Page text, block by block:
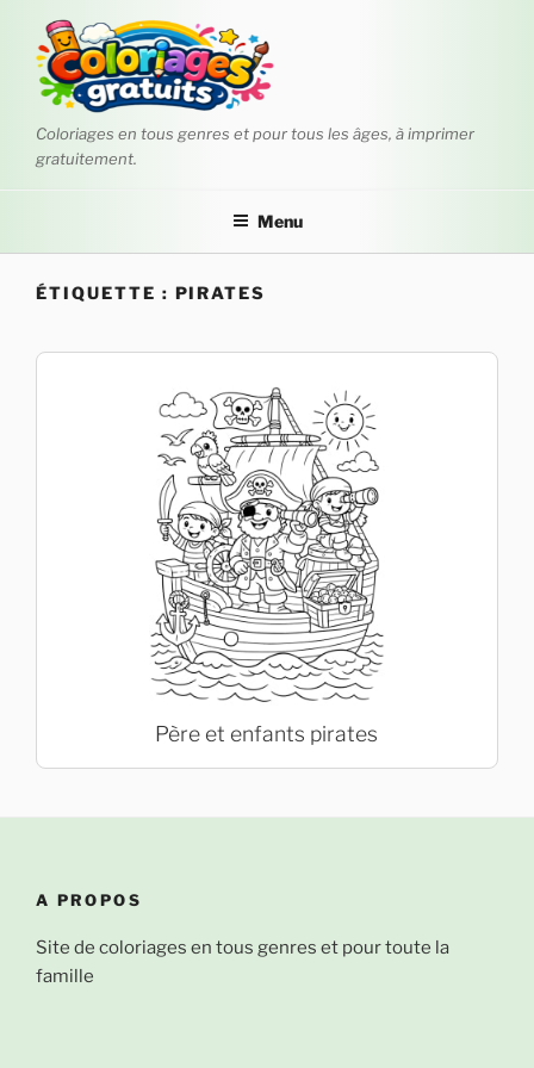
contenu
principal
Coloriages en tous genres et pour tous les âges, à imprimer
gratuitement.
Menu
ÉTIQUETTE : PIRATES
Père et enfants pirates
A PROPOS
Site de coloriages en tous genres et pour toute la
famille